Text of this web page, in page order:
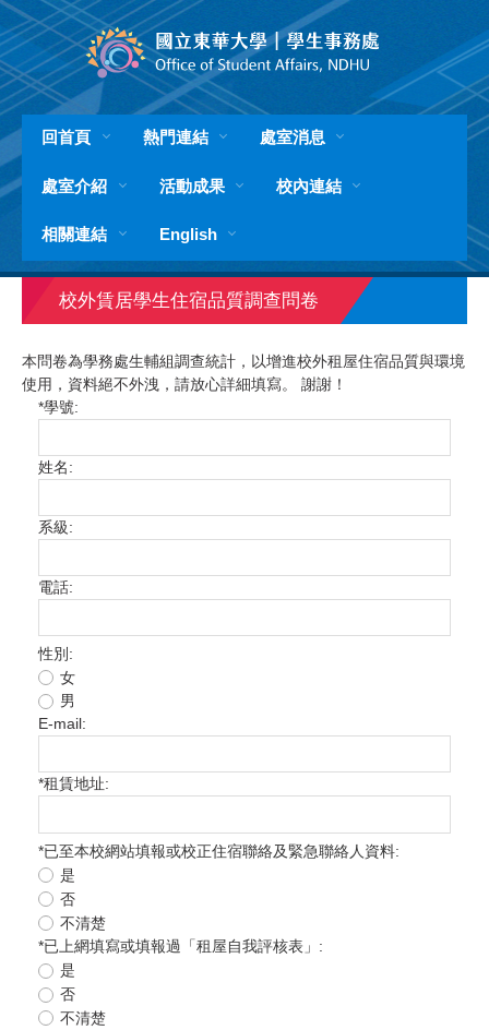
跳
到
主
要
內
容
區
回首頁 熱門連結 處室消息
處室介紹 活動成果 校內連結
相關連結 English
校外賃居學生住宿品質調查問卷
本問卷為學務處生輔組調查統計，以增進校外租屋住宿品質與環境
使用，資料絕不外洩，請放心詳細填寫。 謝謝！
*學號:
姓名:
系級:
電話:
性別:
女
男
E-mail:
*租賃地址:
*已至本校網站填報或校正住宿聯絡及緊急聯絡人資料:
是
否
不清楚
*已上網填寫或填報過「租屋自我評核表」:
是
否
不清楚